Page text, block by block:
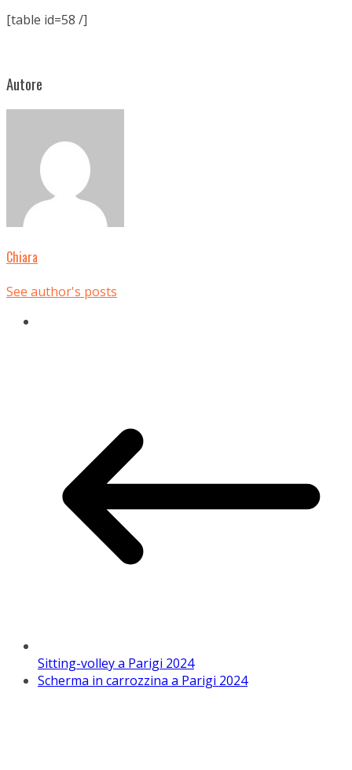
[table id=58 /]
Autore
Chiara
See author's posts
Sitting-volley a Parigi 2024
Scherma in carrozzina a Parigi 2024